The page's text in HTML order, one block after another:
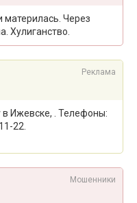
Через
Хулиганство.
Реклама
в Ижевске, . Телефоны:
22.
Мошенники